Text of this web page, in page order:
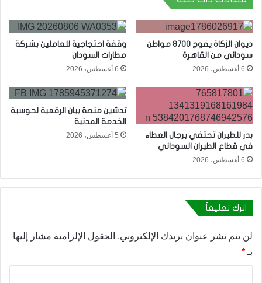
ديوان الزكاة يفوج 8700 مواطن
سوداني من القاهرة
6 أغسطس، 2026
وقفة احتجاجية للعاملين بشركة
مطارات السودان
6 أغسطس، 2026
بدر للطيران تحتفي برجال العطاء
في قطاع الطيران السوداني
6 أغسطس، 2026
تدشين منصة بيان الرقمية لحوسبة
الخدمة المدنية
5 أغسطس، 2026
اترك تعليقاً
لن يتم نشر عنوان بريدك الإلكتروني. الحقول الإلزامية مشار إليها
بـ *